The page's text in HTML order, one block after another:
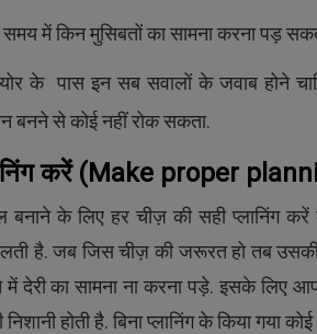
में किन मुसिबतों का सामना करना पड़
के पास इन सब सवालों के जवाब होने
बनने से कोई नहीं रोक सकता.
करें(Make proper
के लिए हर चीज़ की सही प्लानिंग
है. जब जिस चीज़ की जरूरत हो तब उसकी
देरी का सामना ना करना पड़े. इसके लिए
होती है. बिना प्लानिंग के किया गया